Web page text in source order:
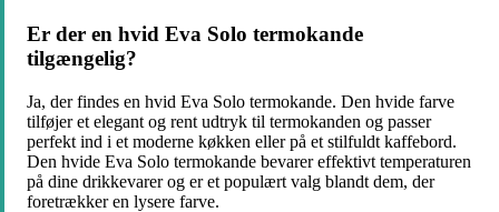
Er der en hvid Eva Solo termokande
tilgængelig?
Ja, der findes en hvid Eva Solo termokande. Den hvide farve
tilføjer et elegant og rent udtryk til termokanden og passer
perfekt ind i et moderne køkken eller på et stilfuldt kaffebord.
Den hvide Eva Solo termokande bevarer effektivt temperaturen
på dine drikkevarer og er et populært valg blandt dem, der
foretrækker en lysere farve.